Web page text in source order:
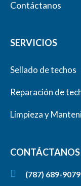
Contáctanos
SERVICIOS
Sellado de techos
Reparación de
Limpieza y
CONTÁCTANOS
(787) 689-9079